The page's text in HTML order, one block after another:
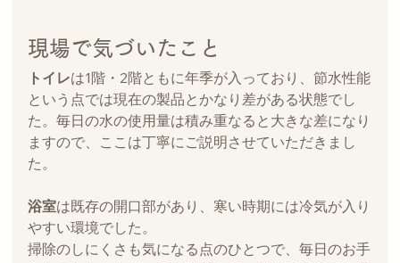
現場で気づいたこと
トイレは1階・2階ともに年季が入っており、節水性能
という点では現在の製品とかなり差がある状態でし
た。毎日の水の使用量は積み重なると大きな差になり
ますので、ここは丁寧にご説明させていただきまし
た。
浴室は既存の開口部があり、寒い時期には冷気が入り
やすい環境でした。
掃除のしにくさも気になる点のひとつで、毎日のお手